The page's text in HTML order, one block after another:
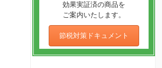
効果実証済の商品を
ご案内いたします。
節税対策ドキュメント